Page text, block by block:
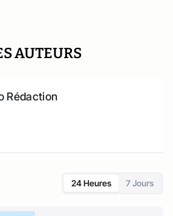
AUTEURS
Rédaction
24 Heures 7 Jours